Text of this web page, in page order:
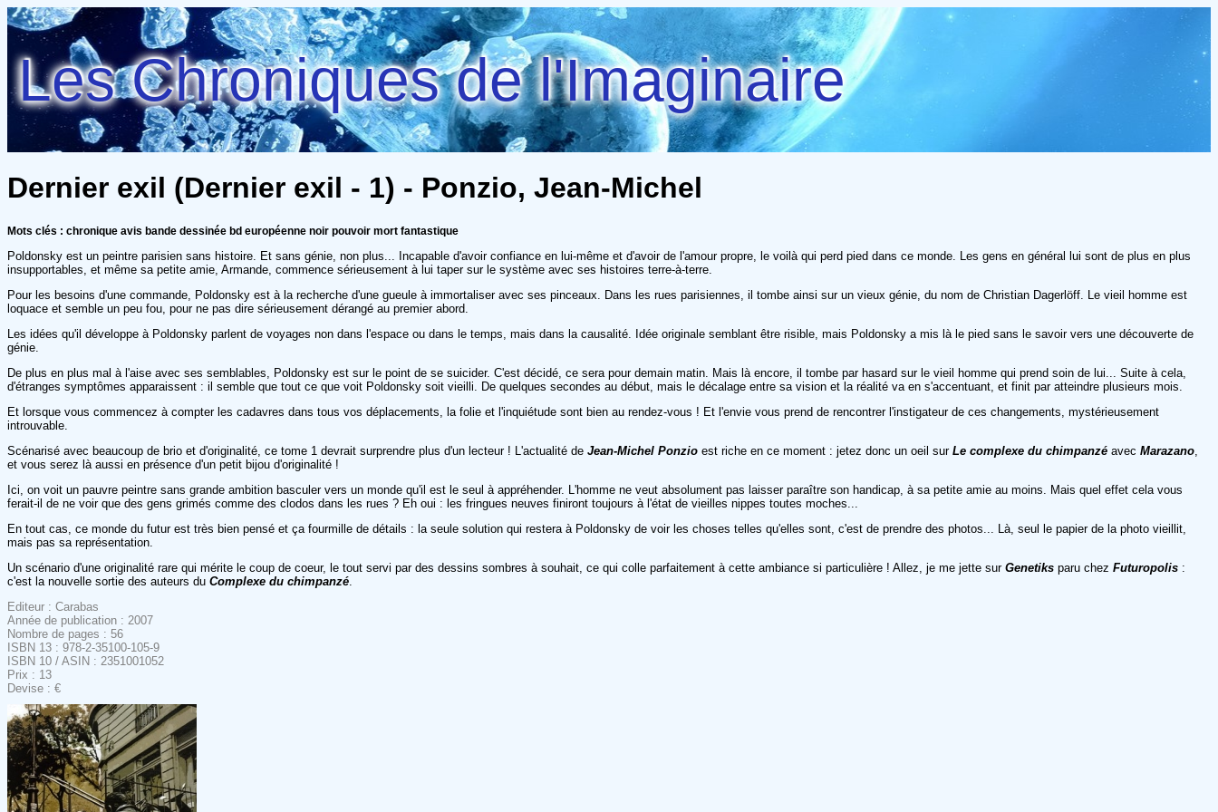
Les Chroniques de l'Imaginaire
Dernier exil (Dernier exil - 1) - Ponzio, Jean-Michel
Mots clés : chronique avis bande dessinée bd européenne noir pouvoir mort fantastique
Poldonsky est un peintre parisien sans histoire. Et sans génie, non plus... Incapable d'avoir confiance en lui-même et d'avoir de l'amour propre, le voilà qui perd pied dans ce monde. Les gens en général lui sont de plus en plus
insupportables, et même sa petite amie, Armande, commence sérieusement à lui taper sur le système avec ses histoires terre-à-terre.
Pour les besoins d'une commande, Poldonsky est à la recherche d'une gueule à immortaliser avec ses pinceaux. Dans les rues parisiennes, il tombe ainsi sur un vieux génie, du nom de Christian Dagerlöff. Le vieil homme est
loquace et semble un peu fou, pour ne pas dire sérieusement dérangé au premier abord.
Les idées qu'il développe à Poldonsky parlent de voyages non dans l'espace ou dans le temps, mais dans la causalité. Idée originale semblant être risible, mais Poldonsky a mis là le pied sans le savoir vers une découverte de
génie.
De plus en plus mal à l'aise avec ses semblables, Poldonsky est sur le point de se suicider. C'est décidé, ce sera pour demain matin. Mais là encore, il tombe par hasard sur le vieil homme qui prend soin de lui... Suite à cela,
d'étranges symptômes apparaissent : il semble que tout ce que voit Poldonsky soit vieilli. De quelques secondes au début, mais le décalage entre sa vision et la réalité va en s'accentuant, et finit par atteindre plusieurs mois.
Et lorsque vous commencez à compter les cadavres dans tous vos déplacements, la folie et l'inquiétude sont bien au rendez-vous ! Et l'envie vous prend de rencontrer l'instigateur de ces changements, mystérieusement
introuvable.
Scénarisé avec beaucoup de brio et d'originalité, ce tome 1 devrait surprendre plus d'un lecteur ! L'actualité de Jean-Michel Ponzio est riche en ce moment : jetez donc un oeil sur Le complexe du chimpanzé avec Marazano
et vous serez là aussi en présence d'un petit bijou d'originalité !
Ici, on voit un pauvre peintre sans grande ambition basculer vers un monde qu'il est le seul à appréhender. L'homme ne veut absolument pas laisser paraître son handicap, à sa petite amie au moins. Mais quel effet cela vous
ferait-il de ne voir que des gens grimés comme des clodos dans les rues ? Eh oui : les fringues neuves finiront toujours à l'état de vieilles nippes toutes moches...
En tout cas, ce monde du futur est très bien pensé et ça fourmille de détails : la seule solution qui restera à Poldonsky de voir les choses telles qu'elles sont, c'est de prendre des photos... Là, seul le papier de la photo vieillit,
mais pas sa représentation.
Un scénario d'une originalité rare qui mérite le coup de coeur, le tout servi par des dessins sombres à souhait, ce qui colle parfaitement à cette ambiance si particulière ! Allez, je me jette sur Genetiks paru chez Futuropolis :
c'est la nouvelle sortie des auteurs du Complexe du chimpanzé
Editeur : Carabas
Année de publication : 2007
Nombre de pages : 56
ISBN 13 : 978-2-35100-105-9
ISBN 10 / ASIN : 2351001052
Prix : 13
Devise : €